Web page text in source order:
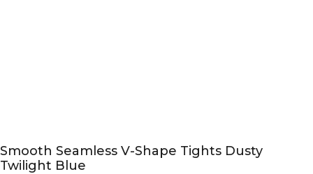
Smooth Seamless V-Shape Tights Dusty
Twilight Blue